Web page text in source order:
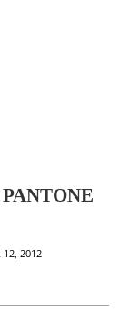
12, 2012